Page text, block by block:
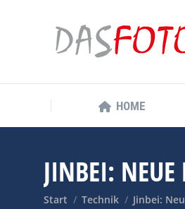
HOME
JINBEI:
Sie befinden sich hier:
Start Technik Jinbei:
HOME